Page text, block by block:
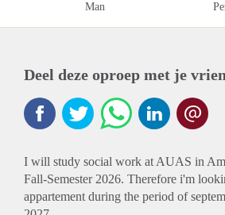
Man
Deel deze oproep met je
I will study social work at AUAS in
Fall-Semester 2026. Therefore i'm
appartement during the period of